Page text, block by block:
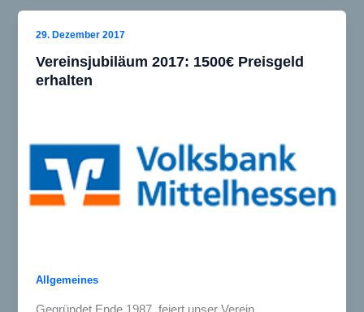
Grünberg
29. Dezember 2017
Vereinsjubiläum 2017: 1500€ Preisgeld
erhalten
Allgemeines
Gegründet Ende 1987, feiert unser Verein